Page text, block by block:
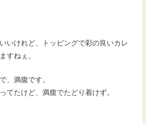
いけれど、トッピングで彩の良いカレ
すねぇ。
、満腹です。
てたけど、満腹でたどり着けず。